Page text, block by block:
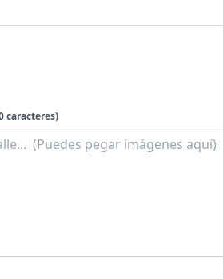
caracteres)